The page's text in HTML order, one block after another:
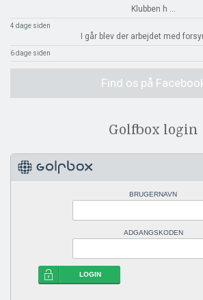
Klubben h ...
4 dage siden
I går blev der arbejdet med
6 dage siden
Find os på
Golfbox login
BRUGERNAVN
ADGANGSKODEN
LOGIN